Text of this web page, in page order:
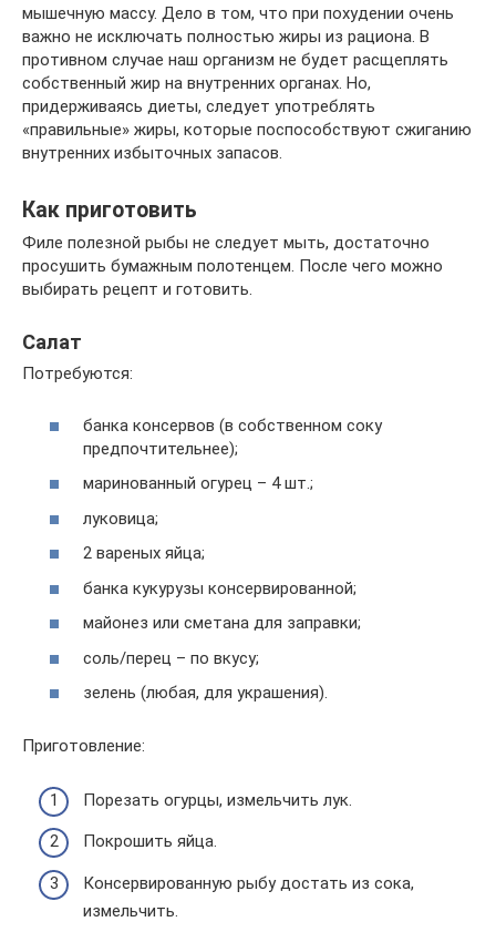
мышечную массу. Дело в том, что при похудении очень
важно не исключать полностью жиры из рациона. В
противном случае наш организм не будет расщеплять
собственный жир на внутренних органах. Но,
придерживаясь диеты, следует употреблять
«правильные» жиры, которые поспособствуют сжиганию
внутренних избыточных запасов.
Как приготовить
Филе полезной рыбы не следует мыть, достаточно
просушить бумажным полотенцем. После чего можно
выбирать рецепт и готовить.
Салат
Потребуются:
банка консервов (в собственном соку
предпочтительнее);
маринованный огурец – 4 шт.;
луковица;
2 вареных яйца;
банка кукурузы консервированной;
майонез или сметана для заправки;
соль/перец – по вкусу;
зелень (любая, для украшения).
Приготовление:
Порезать огурцы, измельчить лук.
Покрошить яйца.
Консервированную рыбу достать из сока,
измельчить.